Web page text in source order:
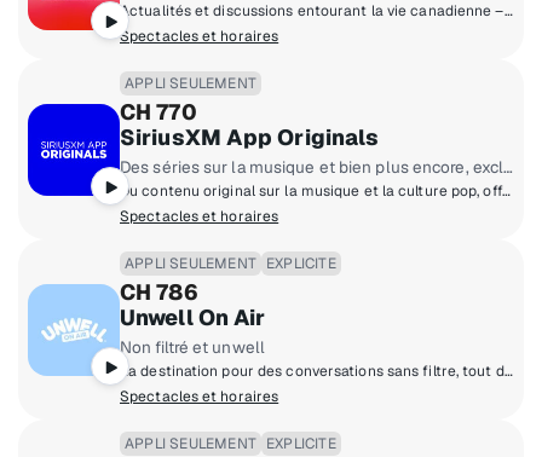
Actualités et discussions entourant la vie canadienne – affaires, politique, divertissement, mode de vie, santé et sports.
Spectacles et horaires
APPLI SEULEMENT
CH 770
SiriusXM App Originals
Des séries sur la musique et bien plus encore, exclusivement sur l’appli
Du contenu original sur la musique et la culture pop, offert sur demande et mettant en vedette des voix et des genres variés, dans une multitude d’émissions.
Spectacles et horaires
APPLI SEULEMENT EXPLICITE
CH 786
Unwell On Air
Non filtré et unwell
La destination pour des conversations sans filtre, tout droit sorties du forum de clavardage jusqu'à Unwell On Air.
Spectacles et horaires
APPLI SEULEMENT EXPLICITE